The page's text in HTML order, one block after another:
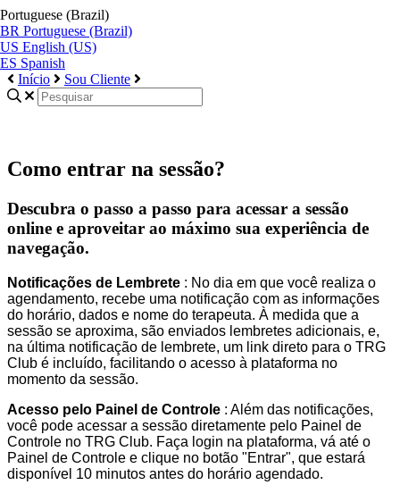
Portuguese (Brazil)
BR Portuguese (Brazil)
US English (US)
ES Spanish
Início
Sou Cliente
Como entrar na sessão?
Descubra o passo a passo para acessar a sessão
online e aproveitar ao máximo sua experiência de
navegação.
Notificações de Lembrete : No dia em que você realiza o
agendamento, recebe uma notificação com as informações
do horário, dados e nome do terapeuta. À medida que a
sessão se aproxima, são enviados lembretes adicionais, e,
na ú ltima notificação de lembrete, um link direto para o TRG
Club é incluído, facilitando o acesso à plataforma no
momento da sessão.
Acesso pelo Painel de Controle : Al ém das notificações,
você pode acessar a sessão diretamente pelo Painel de
Controle no TRG Club. Faça login na plataforma, vá até o
Painel de Controle e clique no botão "Entrar", que estará
disponível 10 minutos antes do horário agendado.